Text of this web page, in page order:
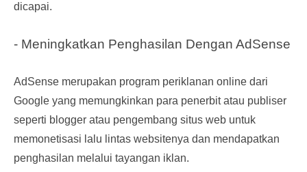
dicapai.
- Meningkatkan Penghasilan Dengan AdSense
AdSense merupakan program periklanan online dari
Google yang memungkinkan para penerbit atau publiser
seperti blogger atau pengembang situs web untuk
memonetisasi lalu lintas websitenya dan mendapatkan
penghasilan melalui tayangan iklan.